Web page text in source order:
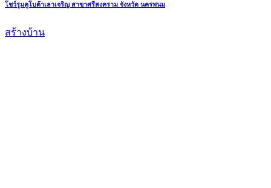
โชว์รูมคูโบต้าเลาเจริญ สาขาศรีสงคราม จังหวัด นครพนม
สร้างบ้าน